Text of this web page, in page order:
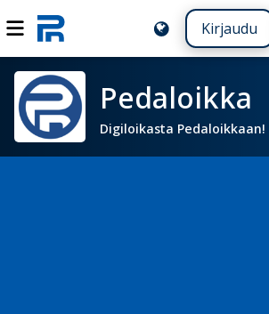
Kirjaudu
Pedaloikka
Digiloikasta Pedaloikkaan!